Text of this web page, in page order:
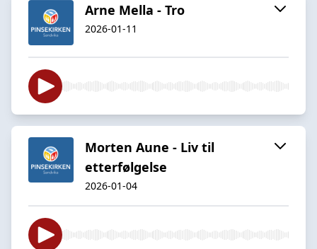
Arne Mella - Tro
2026-01-11
Morten Aune - Liv til
etterfølgelse
2026-01-04